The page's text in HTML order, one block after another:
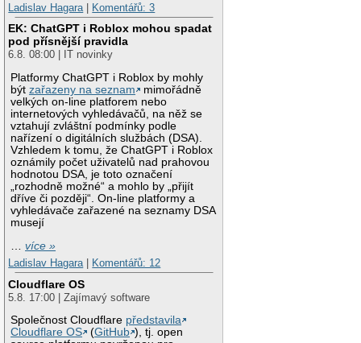
Ladislav Hagara | Komentářů: 3
EK: ChatGPT i Roblox mohou spadat
pod přísnější pravidla
6.8. 08:00 | IT novinky
Platformy ChatGPT i Roblox by mohly
býtzařazeny na seznam
mimořádně
velkých on-line platforem nebo
internetových vyhledávačů, na něž se
vztahují zvláštní podmínky podle
nařízení o digitálních službách (DSA).
Vzhledem k tomu, že ChatGPT i Roblox
oznámily počet uživatelů nad prahovou
hodnotou DSA, je toto označení
„rozhodně možné“ a mohlo by „přijít
dříve či později“. On-line platformy a
vyhledávače zařazené na seznamy DSA
musejí
…více »
Ladislav Hagara| Komentářů: 12
Cloudflare OS
5.8. 17:00 | Zajímavý software
Společnost Cloudflare představila
Cloudflare OS
(GitHub ), tj. open